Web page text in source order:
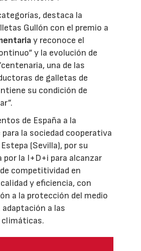
destaca la
Gullón con el premio a
y reconoce el
y la evolución de
una de las
de galletas de
su condición de
de España a la
para la sociedad cooperativa
(Sevilla), por su
por la I+D+i para alcanzar
competitividad en
y eficiencia, con
a la protección del medio
a las